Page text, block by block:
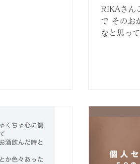
RIKAさん
で そのお
なと思っ